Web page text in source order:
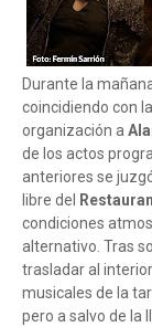
Durante la
coincidiendo con
organización a
de los actos
anteriores se
libre del
condiciones
alternativo. Tras
trasladar al
musicales de la
pero a salvo de la